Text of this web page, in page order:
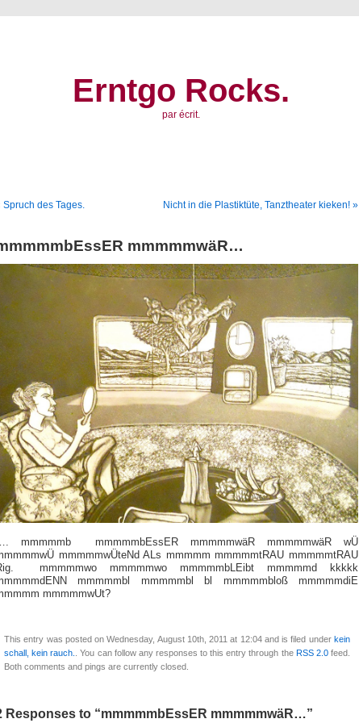
Erntgo Rocks.
par écrit.
Spruch des Tages. Nicht in die Plastiktüte, Tanztheater kieken! »
mmmmmwäR…
mmmmmb mmmmmbEssER mmmmmwäR mmmmmwäR wÜ
mmmmmwÜteNd ALs mmmmm mmmmmtRAU mmmmmtRAU
mmmmmwo mmmmmwo mmmmmbLEibt mmmmmd kkkkk
mmmmmbl mmmmmbl bl mmmmmbloß mmmmmdiE
mmmmmwUt?
This entry was posted on Wednesday, August 10th, 2011 at 12:04 and is filed under kein
schall, kein rauch.
. You can follow any responses to this entry through the RSS 2.0feed.
Both comments and pings are currently closed.
Responses to “mmmmmbEssER mmmmmwäR…”